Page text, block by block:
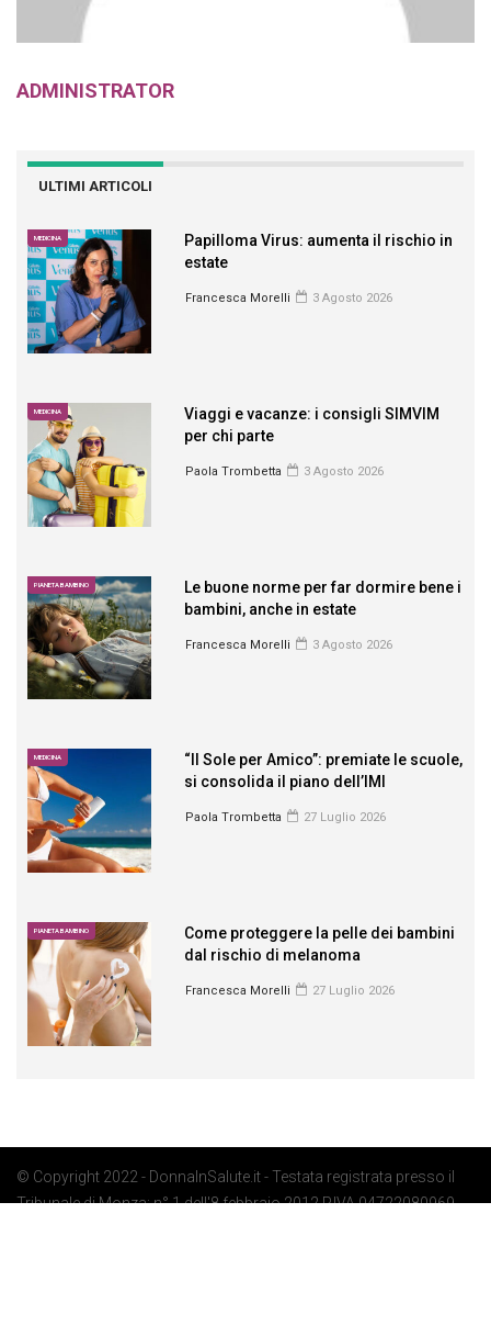
ADMINISTRATOR
ULTIMI ARTICOLI
MEDICINA
Papilloma Virus: aumenta il rischio in
estate
Francesca Morelli 3 Agosto 2026
MEDICINA
Viaggi e vacanze: i consigli SIMVIM
per chi parte
Paola Trombetta 3 Agosto 2026
PIANETA BAMBINO
Le buone norme per far dormire bene i
bambini, anche in estate
Francesca Morelli 3 Agosto 2026
MEDICINA
“Il Sole per Amico”: premiate le scuole,
si consolida il piano dell’IMI
Paola Trombetta 27 Luglio 2026
PIANETA BAMBINO
Come proteggere la pelle dei bambini
dal rischio di melanoma
Francesca Morelli 27 Luglio 2026
© Copyright 2022 - DonnaInSalute.it - Testata registrata presso il
Tribunale di Monza: n° 1 dell'8 febbraio 2012 P.IVA 04722080969 -